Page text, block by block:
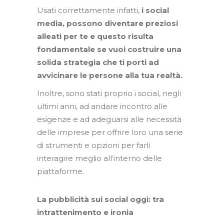
Usati correttamente infatti, i social
media, possono diventare preziosi
alleati per te e questo risulta
fondamentale se vuoi costruire una
solida strategia che ti porti ad
avvicinare le persone alla tua realtà.
Inoltre, sono stati proprio i social, negli
ultimi anni, ad andare incontro alle
esigenze e ad adeguarsi alle necessità
delle imprese per offrire loro una serie
di strumenti e opzioni per farli
interagire meglio all’interno delle
piattaforme.
La pubblicità sui social oggi: tra
intrattenimento e ironia